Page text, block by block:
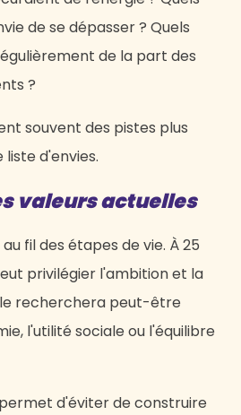
de se dépasser ? Quels
de la part des
?
souvent des pistes plus
liste d'envies.
valeurs actuelles
fil des étapes de vie. À 25
privilégier l'ambition et la
recherchera peut-être
l'utilité sociale ou l'équilibre
d'éviter de construire